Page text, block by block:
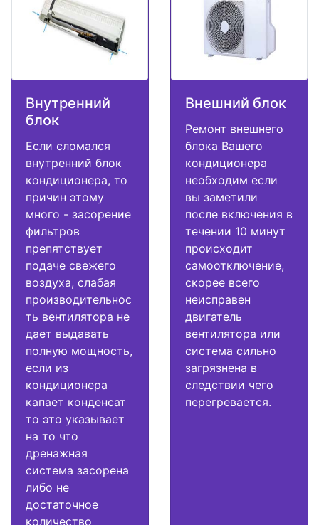
Внутренний
блок
Если сломался
внутренний блок
кондиционера, то
причин этому
много - засорение
фильтров
препятствует
подаче свежего
воздуха, слабая
производительнос
ть вентилятора не
дает выдавать
полную мощность,
если из
кондиционера
капает конденсат
то это указывает
на то что
дренажная
система засорена
либо не
достаточное
количество
Внешний блок
Ремонт внешнего
блока Вашего
кондиционера
необходим если
вы заметили
после включения в
течении 10 минут
происходит
самоотключение,
скорее всего
неисправен
двигатель
вентилятора или
система сильно
загрязнена в
следствии чего
перегревается.